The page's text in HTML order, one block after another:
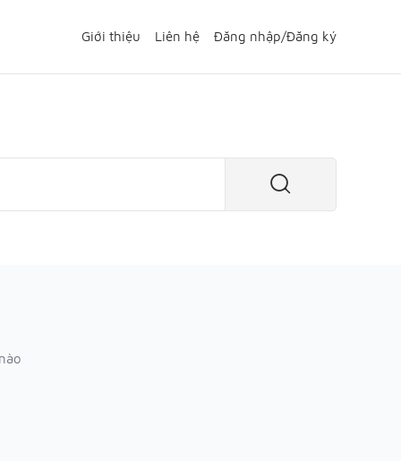
Giới thiệu Liên hệ Đăng nhập/Đăng ký